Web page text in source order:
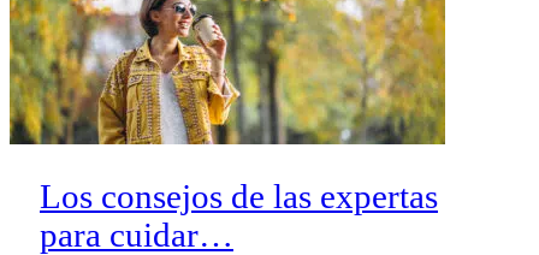
Los consejos de las expertas
para cuidar…